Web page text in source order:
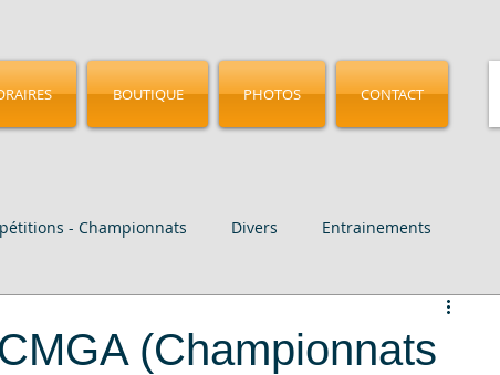
BOUTIQUE PHOTOS CONTACT
- Championnats Divers Entrainements
CMGA - Pamplona 2025
(Championnats